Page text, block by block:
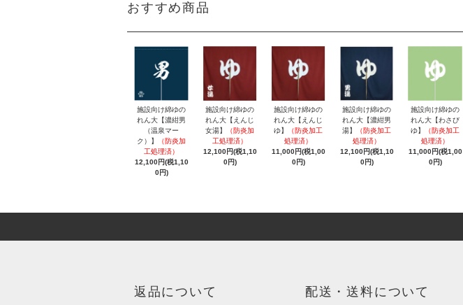
おすすめ商品
施設向け綿ゆの
れん大【濃紺男
（温泉マー
ク）】
（防炎加
工処理済）
12,100円(税1,10
0円)
施設向け綿ゆの
れん大【えんじ
女湯】
（防炎加
工処理済）
12,100円(税1,10
0円)
施設向け綿ゆの
れん大【えんじ
ゆ】
（防炎加工
処理済）
11,000円(税1,00
0円)
施設向け綿ゆの
れん大【濃紺男
湯】
（防炎加工
処理済）
12,100円(税1,10
0円)
施設向け綿ゆの
れん大【わさび
ゆ】
（防炎加工
処理済）
11,000円(税1,00
0円)
返品について 配送・送料について